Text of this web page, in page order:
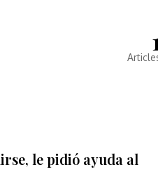
le pidió ayuda al